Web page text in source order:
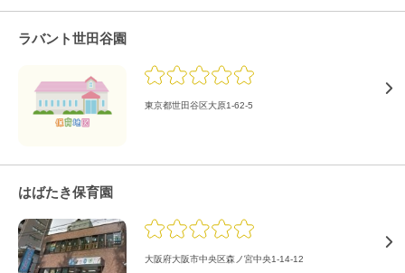
ラバント世田谷園
東京都世田谷区大原1-62-5
はばたき保育園
大阪府大阪市中央区森ノ宮中央1-14-12